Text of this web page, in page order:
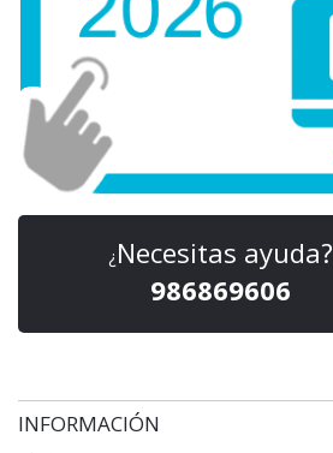
¿ Necesitas ayuda?
986869606
INFORMACIÓN